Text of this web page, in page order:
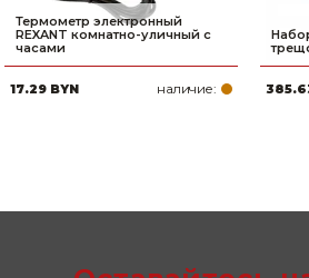
Термометр электронный
REXANT комнатно-уличный с
часами
17.29 BYN наличие: